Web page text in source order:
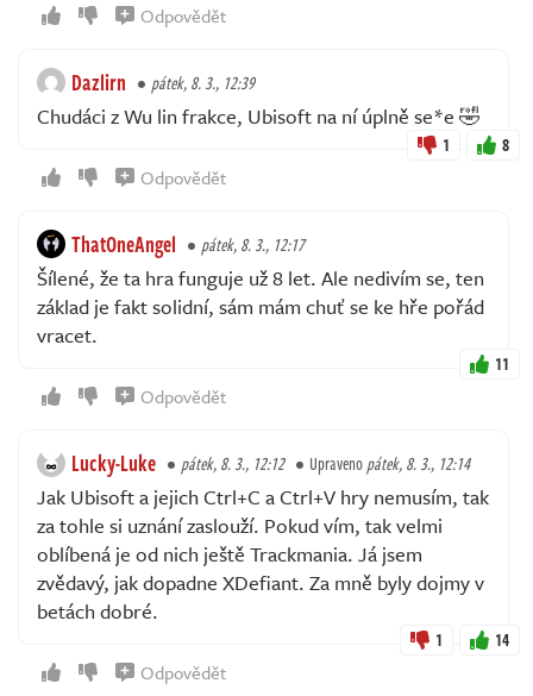
Odpovědět
Dazlirn pátek, 8. 3., 12:39
Chudáci z Wu lin frakce, Ubisoft na ní úplně se*e 🤣
1 8
Odpovědět
ThatOneAngel pátek, 8. 3., 12:17
Šílené, že ta hra funguje už 8 let. Ale nedivím se, ten
základ je fakt solidní, sám mám chuť se ke hře pořád
vracet.
11
Odpovědět
Lucky-Luke pátek, 8. 3., 12:12 Upravenopátek, 8. 3., 12:14
Jak Ubisoft a jejich Ctrl+C a Ctrl+V hry nemusím, tak
za tohle si uznání zaslouží. Pokud vím, tak velmi
oblíbená je od nich ještě Trackmania. Já jsem
zvědavý, jak dopadne XDefiant. Za mně byly dojmy v
betách dobré.
1 14
Odpovědět